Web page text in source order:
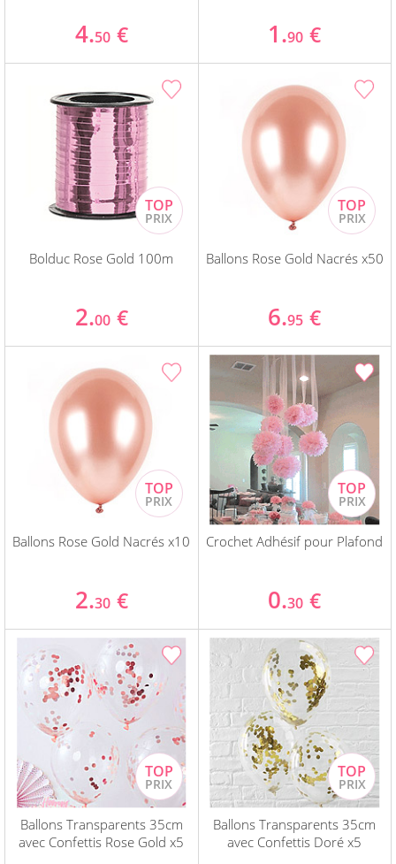
4.50 € 1.90 €
Bolduc Rose Gold 100m
2.00 €
Ballons Rose Gold Nacrés x50
6.95 €
Ballons Rose Gold Nacrés x10
2.30 €
Crochet Adhésif pour Plafond
0.30 €
Ballons Transparents 35cm
avec Confettis Rose Gold x5
Ballons Transparents 35cm
avec Confettis Doré x5